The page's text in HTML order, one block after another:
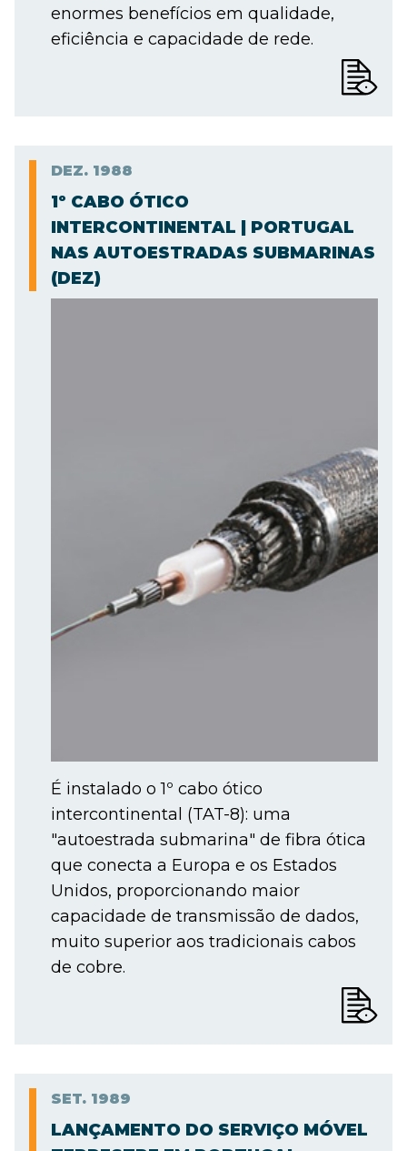
enormes benefícios em qualidade,
eficiência e capacidade de rede.
DEZ. 1988
1º CABO ÓTICO
INTERCONTINENTAL | PORTUGAL
NAS AUTOESTRADAS SUBMARINAS
(DEZ)
É instalado o 1º cabo ótico
intercontinental (TAT-8): uma
"autoestrada submarina" de fibra ótica
que conecta a Europa e os Estados
Unidos, proporcionando maior
capacidade de transmissão de dados,
muito superior aos tradicionais cabos
de cobre.
SET. 1989
LANÇAMENTO DO SERVIÇO MÓVEL